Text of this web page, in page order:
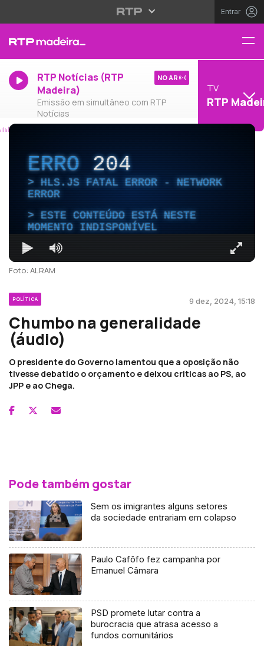
Entrar
RTP Notícias (RTP
Madeira)
Emissão em simultâneo com RTP
Notícias
NO AR
TV
RTP
ERRO204
HLS.JS FATAL ERROR - NETWORK
ERROR
ESTE CONTEÚDO ESTÁ NESTE
MOMENTO INDISPONÍVEL
Foto: ALRAM
POLÍTICA 9 dez, 2024, 15:18
Chumbo na generalidade
(áudio)
O presidente do Governo lamentou que a oposição não
tivesse debatido o orçamento e deixou criticas ao PS, ao
JPP e ao Chega.
Pode também gostar
Sem os imigrantes alguns setores
da sociedade entrariam em colapso
Paulo Cafôfo fez campanha por
Emanuel Câmara
PSD promete lutar contra a
burocracia que atrasa acesso a
fundos comunitários